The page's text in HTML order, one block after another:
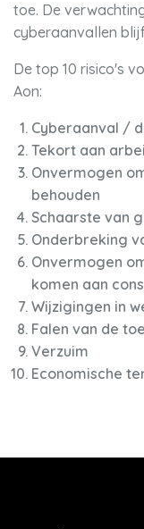
toe. De
cyberaanvallen
De top 10 risico's
Aon:
Cyberaanval /
Tekort aan
Onvermogen
behouden
Schaarste van
Onderbreking
Onvermogen
komen aan
Wijzigingen in
Falen van de
Verzuim
Economische